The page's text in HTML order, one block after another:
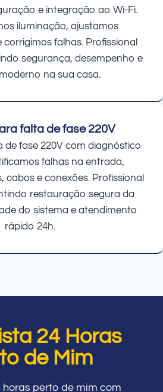
e integração ao Wi-Fi.
iluminação, ajustamos
falhas. Profissional
segurança, desempenho e
na sua casa.
falta de fase 220V
de fase 220V com diagnóstico
falhas na entrada,
cabos e conexões. Profissional
restauração segura da
do sistema e atendimento
rápido 24h.
24 Horas
de Mim
horas perto de mim com